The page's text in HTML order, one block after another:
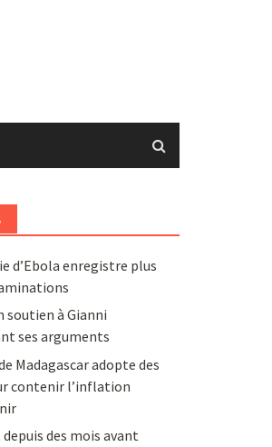
d’Ebola enregistre plus
soutien à Gianni
ses arguments
Madagascar adopte des
contenir l’inflation
des mois avant